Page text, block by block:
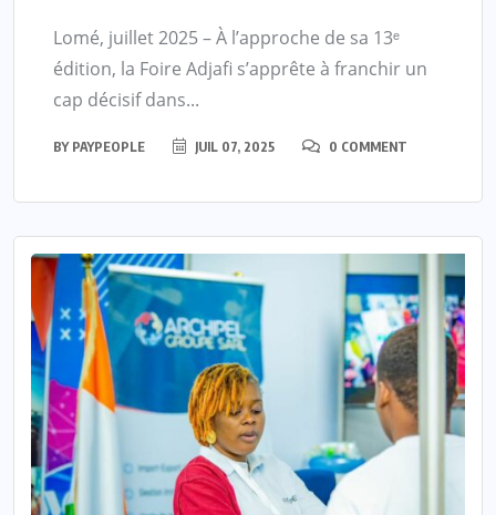
Lomé, juillet 2025 – À l’approche de sa 13ᵉ
édition, la Foire Adjafi s’apprête à franchir un
cap décisif dans...
BY PAYPEOPLE JUIL 07, 2025 0 COMMENT